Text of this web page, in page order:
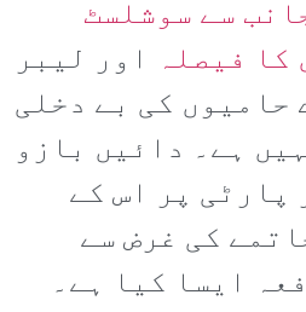
سے سوشلسٹ
کا فیصلہ اور لیبر
حامیوں کی بے دخلی
ہے۔ دائیں بازو
پارٹی پر اس کے
کی غرض سے
ایسا کیا ہے۔